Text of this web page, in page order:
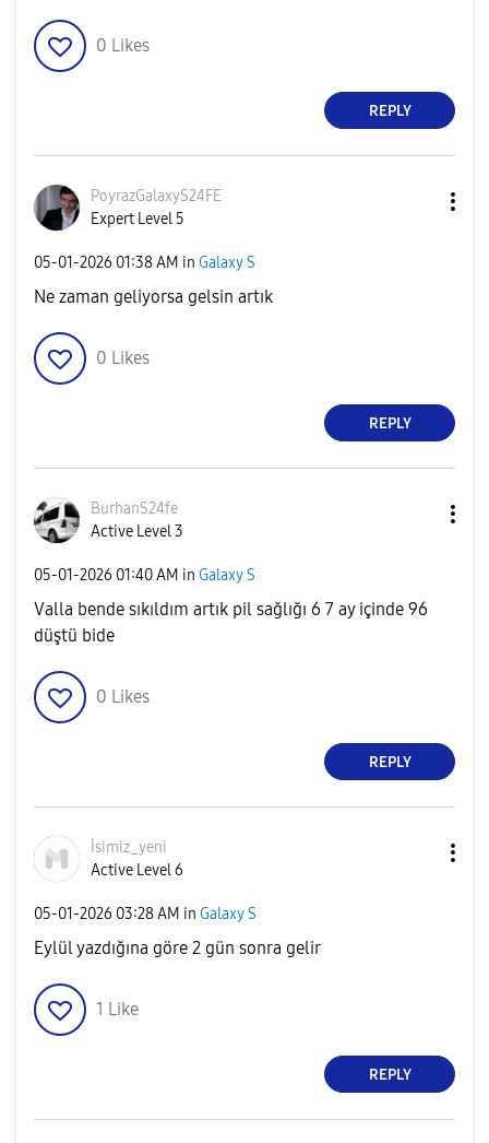
0 Likes
REPLY
PoyrazGalaxyS24FE
Expert Level 5
‎05-01-2026 01:38 AM in Galaxy S
Ne zaman geliyorsa gelsin artık
0 Likes
REPLY
BurhanS24fe
Active Level 3
‎05-01-2026 01:40 AM in Galaxy S
Valla bende sıkıldım artık pil sağlığı 6 7 ay içinde 96
düştü bide
0 Likes
REPLY
İsimiz_yeni
Active Level 6
‎05-01-2026 03:28 AM in Galaxy S
Eylül yazdığına göre 2 gün sonra gelir
1 Like
REPLY